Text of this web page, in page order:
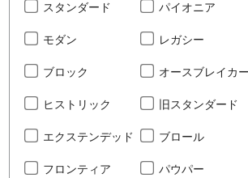
スタンダード パイオニア
モダン レガシー
ブロック オースブレイカー
ヒストリック 旧スタンダード
エクステンデッド ブロール
フロンティア パウパー